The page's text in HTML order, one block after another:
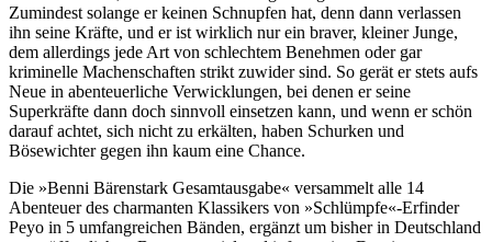
Zumindest solange er keinen Schnupfen hat, denn dann verlassen
ihn seine Kräfte, und er ist wirklich nur ein braver, kleiner Junge,
dem allerdings jede Art von schlechtem Benehmen oder gar
kriminelle Machenschaften strikt zuwider sind. So gerät er stets aufs
Neue in abenteuerliche Verwicklungen, bei denen er seine
Superkräfte dann doch sinnvoll einsetzen kann, und wenn er schön
darauf achtet, sich nicht zu erkälten, haben Schurken und
Bösewichter gegen ihn kaum eine Chance.
Die »Benni Bärenstark Gesamtausgabe« versammelt alle 14
Abenteuer des charmanten Klassikers von »Schlümpfe«-Erfinder
Peyo in 5 umfangreichen Bänden, ergänzt um bisher in Deutschland